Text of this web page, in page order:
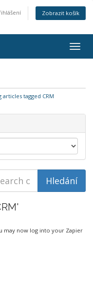
Zobrazit košík
articles tagged CRM
may now log into your Zapier